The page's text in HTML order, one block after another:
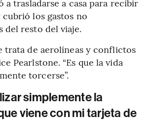
a trasladarse a casa para recibir
los gastos no
del resto del viaje.
trata de aerolíneas y conflictos
Pearlstone. “Es que la vida
torcerse”.
simplemente la
viene con mi tarjeta de